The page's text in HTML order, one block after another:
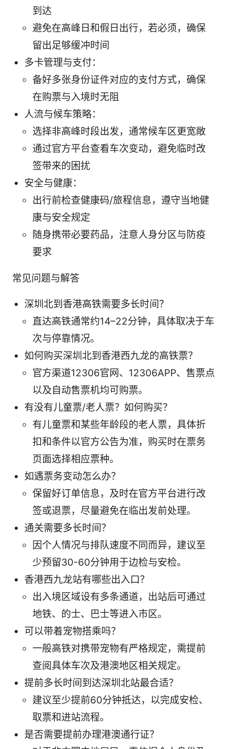
到达
避免在高峰日和假日出行，若必须，确保
留出足够缓冲时间
多卡管理与支付：
备好多张身份证件对应的支付方式，确保
在购票与入境时无阻
人流与候车策略：
选择非高峰时段出发，通常候车区更宽敞
通过官方平台查看车次变动，避免临时改
签带来的困扰
安全与健康：
出行前检查健康码/旅程信息，遵守当地健
康与安全规定
随身携带必要药品，注意人身分区与防疫
要求
常见问题与解答
深圳北到香港高铁需要多长时间？
直达高铁通常约14–22分钟，具体取决于车
次与停靠情况。
如何购买深圳北到香港西九龙的高铁票？
官方渠道12306官网、12306APP、售票点
以及自动售票机均可购票。
有没有儿童票/老人票？如何购买？
有儿童票和某些年龄段的老人票，具体折
扣和条件以官方公告为准，购买时在票务
页面选择相应票种。
如遇票务变动怎么办？
保留好订单信息，及时在官方平台进行改
签或退票，尽量避免在临出发前处理。
通关需要多长时间？
因个人情况与排队速度不同而异，建议至
少预留30-60分钟用于边检与安检。
香港西九龙站有哪些出入口？
出入境区域设有多条通道，出站后可通过
地铁、的士、巴士等进入市区。
可以带着宠物搭乘吗？
一般高铁对携带宠物有严格规定，需提前
查阅具体车次及港澳地区相关规定。
提前多长时间到达深圳北站最合适？
建议至少提前60分钟抵达，以完成安检、
取票和进站流程。
是否需要提前办理港澳通行证？